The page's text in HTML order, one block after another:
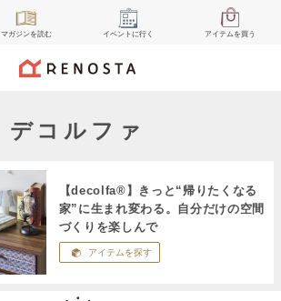
マガジンを読む イベント に行く アイテムを買う
デコルファ
【decolfa®】きっと“帰りたくなる
家”に生まれ変わる。自分だけの空間
づくりを楽しんで
アイテムを探す